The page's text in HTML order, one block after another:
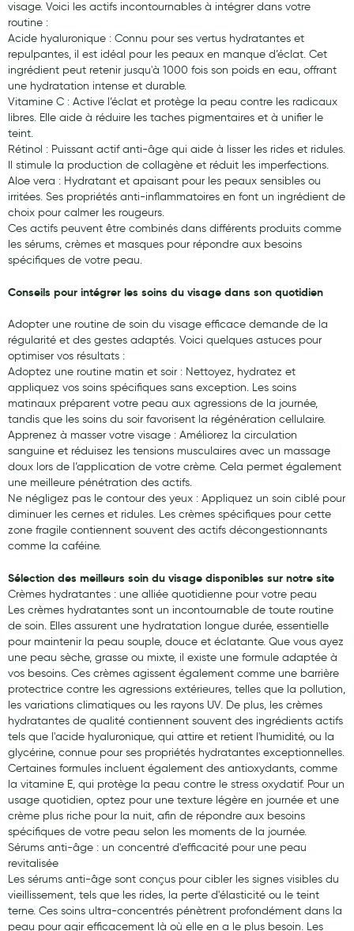
visage. Voici les actifs incontournables à intégrer dans votre
routine :
Acide hyaluronique : Connu pour ses vertus hydratantes et
repulpantes, il est idéal pour les peaux en manque d’éclat. Cet
ingrédient peut retenir jusqu'à 1000 fois son poids en eau, offrant
une hydratation intense et durable.
Vitamine C : Active l’éclat et protège la peau contre les radicaux
libres. Elle aide à réduire les taches pigmentaires et à unifier le
teint.
Rétinol : Puissant actif anti-âge qui aide à lisser les rides et ridules.
Il stimule la production de collagène et réduit les imperfections.
Aloe vera : Hydratant et apaisant pour les peaux sensibles ou
irritées. Ses propriétés anti-inflammatoires en font un ingrédient de
choix pour calmer les rougeurs.
Ces actifs peuvent être combinés dans différents produits comme
les sérums, crèmes et masques pour répondre aux besoins
spécifiques de votre peau.
Conseils pour intégrer les soins du visage dans son quotidien
Adopter une routine de soin du visage efficace demande de la
régularité et des gestes adaptés. Voici quelques astuces pour
optimiser vos résultats :
Adoptez une routine matin et soir : Nettoyez, hydratez et
appliquez vos soins spécifiques sans exception. Les soins
matinaux préparent votre peau aux agressions de la journée,
tandis que les soins du soir favorisent la régénération cellulaire.
Apprenez à masser votre visage : Améliorez la circulation
sanguine et réduisez les tensions musculaires avec un massage
doux lors de l’application de votre crème. Cela permet également
une meilleure pénétration des actifs.
Ne négligez pas le contour des yeux : Appliquez un soin ciblé pour
diminuer les cernes et ridules. Les crèmes spécifiques pour cette
zone fragile contiennent souvent des actifs décongestionnants
comme la caféine.
Sélection des meilleurs soin du visage disponibles sur notre site
Crèmes hydratantes : une alliée quotidienne pour votre peau
Les crèmes hydratantes sont un incontournable de toute routine
de soin. Elles assurent une hydratation longue durée, essentielle
pour maintenir la peau souple, douce et éclatante. Que vous ayez
une peau sèche, grasse ou mixte, il existe une formule adaptée à
vos besoins. Ces crèmes agissent également comme une barrière
protectrice contre les agressions extérieures, telles que la pollution,
les variations climatiques ou les rayons UV. De plus, les crèmes
hydratantes de qualité contiennent souvent des ingrédients actifs
tels que l'acide hyaluronique, qui attire et retient l'humidité, ou la
glycérine, connue pour ses propriétés hydratantes exceptionnelles.
Certaines formules incluent également des antioxydants, comme
la vitamine E, qui protège la peau contre le stress oxydatif. Pour un
usage quotidien, optez pour une texture légère en journée et une
crème plus riche pour la nuit, afin de répondre aux besoins
spécifiques de votre peau selon les moments de la journée.
Sérums anti-âge : un concentré d'efficacité pour une peau
revitalisée
Les sérums anti-âge sont conçus pour cibler les signes visibles du
vieillissement, tels que les rides, la perte d'élasticité ou le teint
terne. Ces soins ultra-concentrés pénètrent profondément dans la
peau pour agir efficacement là où elle en a le plus besoin. Les